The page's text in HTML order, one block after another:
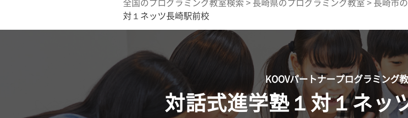
全国のプログラミング教室検索 > 長崎県のプログラミング教室 > 長崎市
対１ネッツ長崎駅前校
KOOVパートナープログラミング
対話式進学塾１対１ネッ